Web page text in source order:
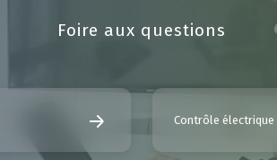
Foire aux questions
Contrôle électrique